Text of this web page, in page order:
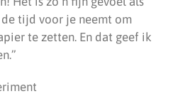
tijd voor je neemt om
te zetten. En dat geef ik